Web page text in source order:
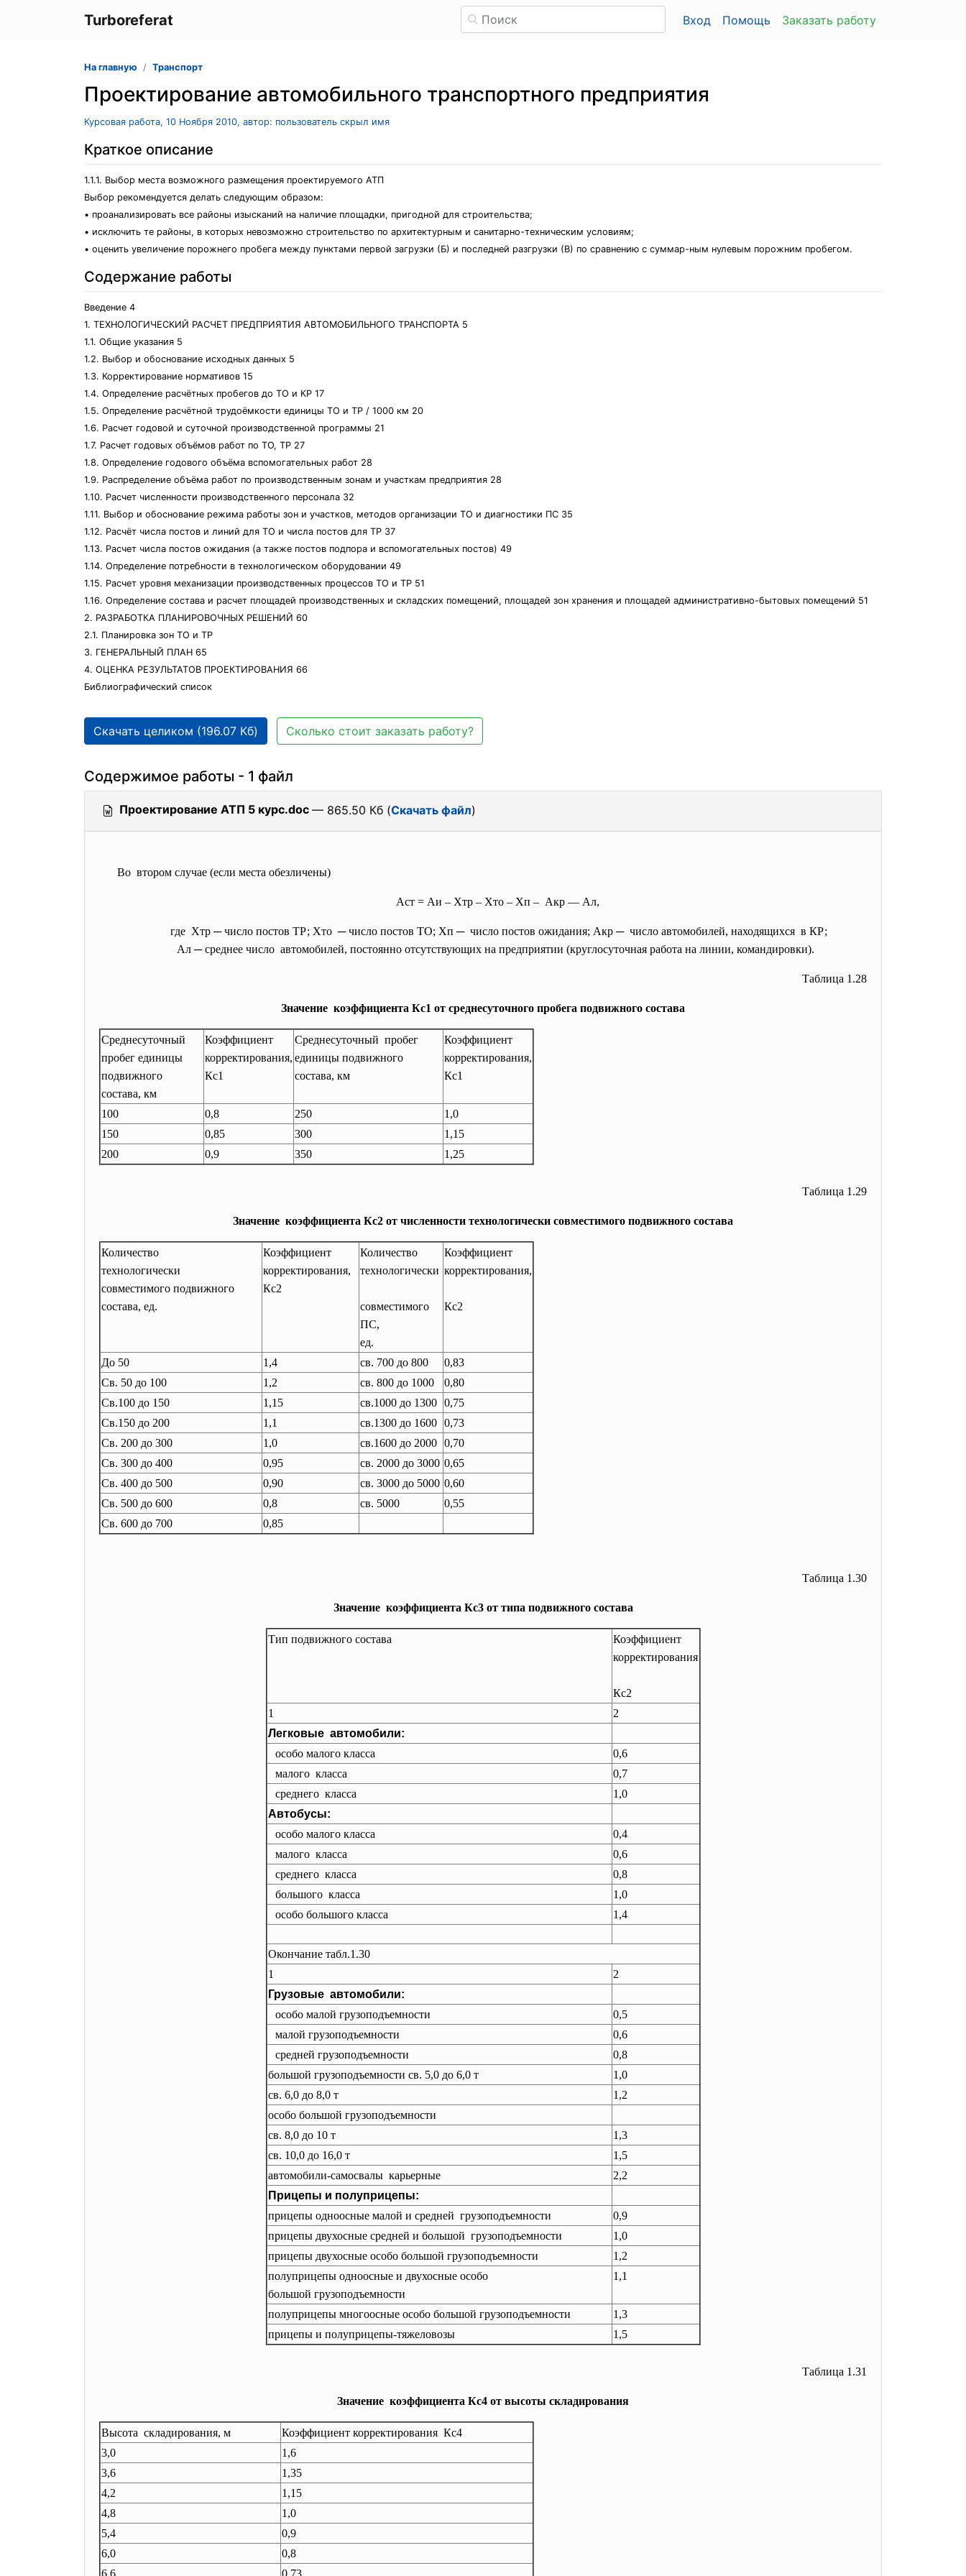
Turboreferat Вход Помощь Заказать работу
На главную Транспорт
Проектирование автомобильного транспортного предприятия
Курсовая работа, 10 Ноября 2010, автор: пользователь скрыл имя
Краткое описание
1.1.1. Выбор места возможного размещения проектируемого АТП
Выбор рекомендуется делать следующим образом:
• проанализировать все районы изысканий на наличие площадки, пригодной для строительства;
• исключить те районы, в которых невозможно строительство по архитектурным и санитарно-техническим условиям;
• оценить увеличение порожнего пробега между пунктами первой загрузки (Б) и последней разгрузки (В) по сравнению с суммар-ным нулевым порожним пробегом.
Содержание работы
Введение 4
1. ТЕХНОЛОГИЧЕСКИЙ РАСЧЕТ ПРЕДПРИЯТИЯ АВТОМОБИЛЬНОГО ТРАНСПОРТА 5
1.1. Общие указания 5
1.2. Выбор и обоснование исходных данных 5
1.3. Корректирование нормативов 15
1.4. Определение расчётных пробегов до ТО и КР 17
1.5. Определение расчётной трудоёмкости единицы ТО и ТР / 1000 км 20
1.6. Расчет годовой и суточной производственной программы 21
1.7. Расчет годовых объёмов работ по ТО, ТР 27
1.8. Определение годового объёма вспомогательных работ 28
1.9. Распределение объёма работ по производственным зонам и участкам предприятия 28
1.10. Расчет численности производственного персонала 32
1.11. Выбор и обоснование режима работы зон и участков, методов организации ТО и диагностики ПС 35
1.12. Расчёт числа постов и линий для ТО и числа постов для ТР 37
1.13. Расчет числа постов ожидания (а также постов подпора и вспомогательных постов) 49
1.14. Определение потребности в технологическом оборудовании 49
1.15. Расчет уровня механизации производственных процессов ТО и ТР 51
1.16. Определение состава и расчет площадей производственных и складских помещений, площадей зон хранения и площадей административно-бытовых помещений 51
2. РАЗРАБОТКА ПЛАНИРОВОЧНЫХ РЕШЕНИЙ 60
2.1. Планировка зон ТО и ТР
3. ГЕНЕРАЛЬНЫЙ ПЛАН 65
4. ОЦЕНКА РЕЗУЛЬТАТОВ ПРОЕКТИРОВАНИЯ 66
Библиографический список
Скачать целиком (196.07 Кб) Сколько стоит заказать работу?
Содержимое работы - 1 файл
Проектирование АТП 5 курс.doc — 865.50 Кб (Скачать файл)
Во втором случае (если места обезличены)
Аст = Аи – Хтр – Хто – Хп – Акр — Ал,
где Хтр ─ число постов ТР; Хто ─ число постов ТО; Хп ─ число постов ожидания; Акр ─ число автомобилей, находящихся в КР;
Ал ─ среднее число автомобилей, постоянно отсутствующих на предприятии (круглосуточная работа на линии, командировки).
Таблица 1.28
Значение коэффициента Кс1 от среднесуточного пробега подвижного состава
Среднесуточный
пробег единицы
подвижного
состава, км
Коэффициент
корректирования,
Кс1
Среднесуточный пробег
единицы подвижного
состава, км
Коэффициент
корректирования,
Кс1
100 0,8 250
1,0
150
0,85 300
1,15
200
0,9 350 1,25
Таблица 1.29
Значение коэффициента Кс2 от численности технологически совместимого подвижного состава
Количество
технологически
совместимого подвижного
состава, ед.
Коэффициент
корректирования,
Кс2
Количество
технологически
совместимого
ПС,
ед.
Коэффициент
корректирования,
Кс2
До 50 1,4 св. 700 до 800
0,83
Св. 50 до 100
1,2 св. 800 до 1000
0,80
Св.100 до 150
1,15 св.1000 до 1300 0,75
Св.150 до 200
1,1 св.1300 до 1600 0,73
Св. 200 до 300
1,0 св.1600 до 2000 0,70
Св. 300 до 400
0,95 св. 2000 до 3000 0,65
Св. 400 до 500
0,90 св. 3000 до 5000 0,60
Св. 500 до 600
0,8 св. 5000
0,55
Св. 600 до 700
0,85
Таблица 1.30
Значение коэффициента Кс3 от типа подвижного состава
Тип подвижного состава
Коэффициент
корректирования
Кс2
1
2
Легковые автомобили:
особо малого класса
0,6
малого класса
0,7
среднего класса
1,0
Автобусы:
особо малого класса
0,4
малого класса
0,6
среднего класса
0,8
большого класса
1,0
особо большого класса
1,4
Окончание табл.1.30
1
2
Грузовые автомобили:
особо малой грузоподъемности
0,5
малой грузоподъемности
0,6
средней грузоподъемности
0,8
большой грузоподъемности св. 5,0 до 6,0 т
1,0
св. 6,0 до 8,0 т
1,2
особо большой грузоподъемности
св. 8,0 до 10 т
1,3
св. 10,0 до 16,0 т
1,5
автомобили-самосвалы карьерные
2,2
Прицепы и полуприцепы:
прицепы одноосные малой и средней грузоподъемности
0,9
прицепы двухосные средней и большой грузоподъемности
1,0
прицепы двухосные особо большой грузоподъемности
1,2
полуприцепы одноосные и двухосные особо
большой грузоподъемности
1,1
полуприцепы многоосные особо большой грузоподъемности
1,3
прицепы и полуприцепы-тяжеловозы
1,5
Таблица 1.31
Значение коэффициента Кс4 от высоты складирования
Высота складирования, м
Коэффициент корректирования Кс4
3,0
1,6
3,6
1,35
4,2
1,15
4,8
1,0
5,4
0,9
6,0
0,8
6,6
0,73